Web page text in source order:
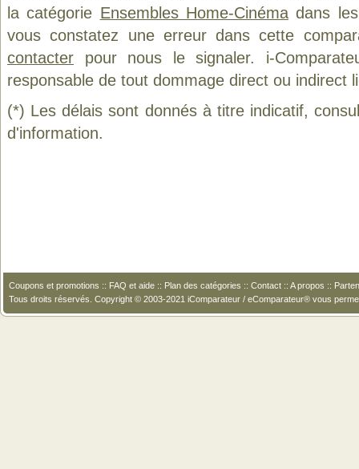
la catégorie Ensembles Home-Cinémadans les
vous constatez une erreur dans cette
contacter pour nous le signaler. i-
responsable de tout dommage direct ou indirect
(*) Les délais sont donnés à titre indicatif,
d'information.
Coupons et promotions :: FAQ et aide :: Plan des catégories :: Contact :: A propos ::
Tous droits réservés. Copyright © 2003-2021 iComparateur / eComparateur® vous